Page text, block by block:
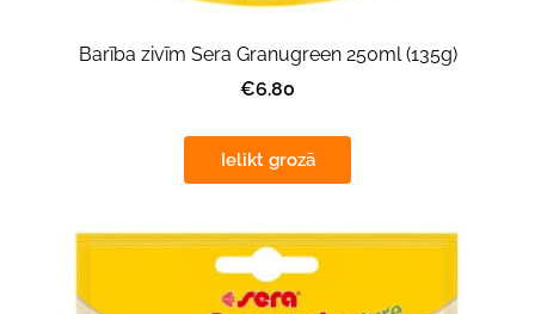
Barība zivīm Sera Granugreen 250ml (135g)
€6.80
Ielikt grozā